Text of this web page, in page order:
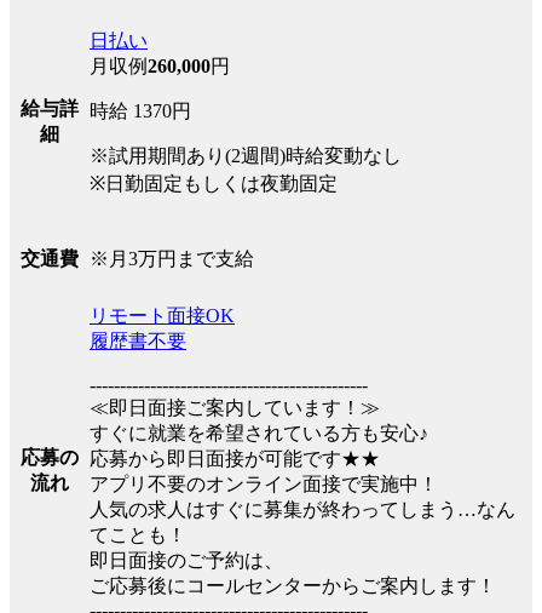
給与詳
細
日払い
月収例260,000円
時給 1370円
※試用期間あり(2週間)時給変動なし
※日勤固定もしくは夜勤固定
交通費 ※月3万円まで支給
応募の
流れ
リモート面接OK
履歴書不要
----------------------------------------------
≪即日面接ご案内しています！≫
すぐに就業を希望されている方も安心♪
応募から即日面接が可能です★★
アプリ不要のオンライン面接で実施中！
人気の求人はすぐに募集が終わってしまう…なん
てことも！
即日面接のご予約は、
ご応募後にコールセンターからご案内します！